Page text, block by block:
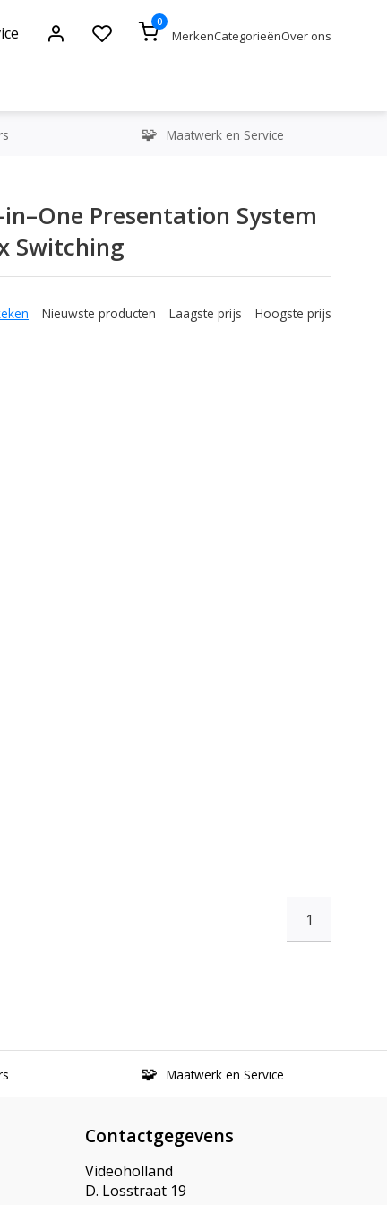
0
MerkenCategorieënOver ons
Maatwerk en Service
Presentation System
Switching
Nieuwste producten Laagste prijs Hoogste prijs
1
Maatwerk en Service
Contactgegevens
Videoholland
D. Losstraat 19